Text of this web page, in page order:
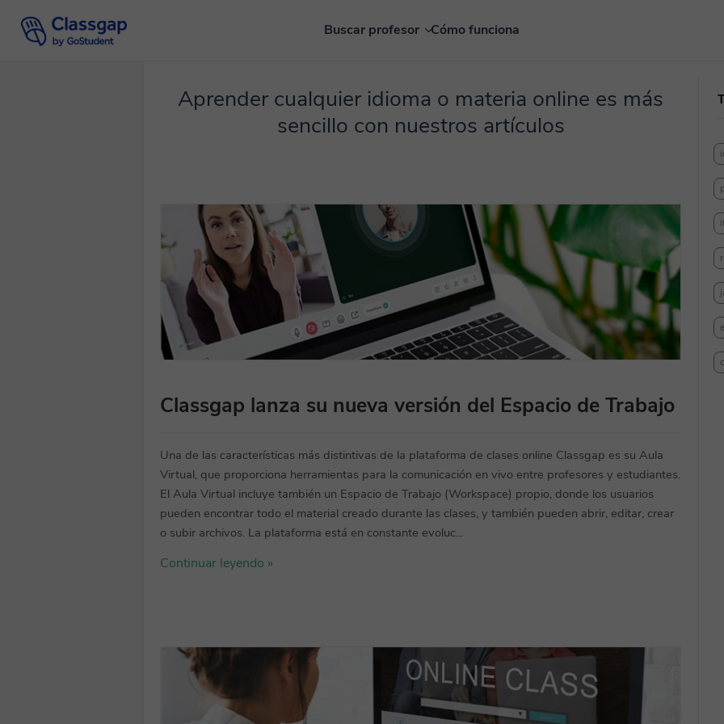
Buscar profesor Cómo funciona
Aprender cualquier idioma o materia online es más
sencillo con nuestros artículos
Classgap lanza su nueva versión del Espacio de Trabajo
Una de las características más distintivas de la plataforma de clases online Classgap es su Aula
Virtual, que proporciona herramientas para la comunicación en vivo entre profesores y estudiantes.
El Aula Virtual incluye también un Espacio de Trabajo (Workspace) propio, donde los usuarios
pueden encontrar todo el material creado durante las clases, y también pueden abrir, editar, crear
o subir archivos. La plataforma está en constante evoluc...
Continuar leyendo »